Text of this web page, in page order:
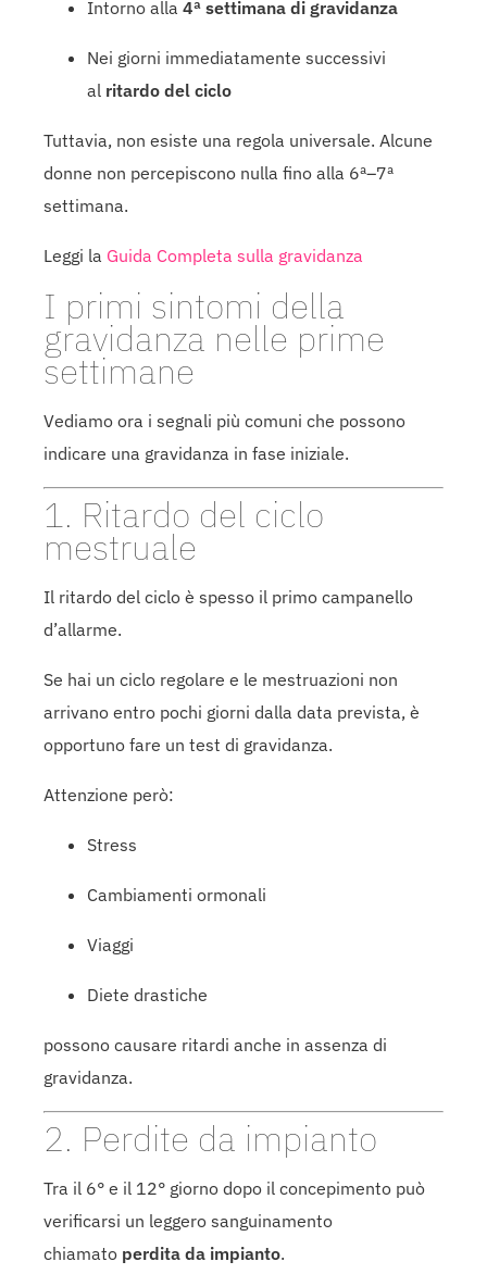
Intorno alla 4ª settimana di gravidanza
Nei giorni immediatamente successivi
al ritardo del ciclo
Tuttavia, non esiste una regola universale. Alcune
donne non percepiscono nulla fino alla 6ª–7ª
settimana.
Leggi la Guida Completa sulla gravidanza
I primi sintomi della
gravidanza nelle prime
settimane
Vediamo ora i segnali più comuni che possono
indicare una gravidanza in fase iniziale.
1. Ritardo del ciclo
mestruale
Il ritardo del ciclo è spesso il primo campanello
d’allarme.
Se hai un ciclo regolare e le mestruazioni non
arrivano entro pochi giorni dalla data prevista, è
opportuno fare un test di gravidanza.
Attenzione però:
Stress
Cambiamenti ormonali
Viaggi
Diete drastiche
possono causare ritardi anche in assenza di
gravidanza.
2. Perdite da impianto
Tra il 6° e il 12° giorno dopo il concepimento può
verificarsi un leggero sanguinamento
chiamato perdita da impianto.